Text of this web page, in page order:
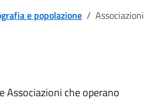
e popolazione / Associazioni
Associazioni che operano